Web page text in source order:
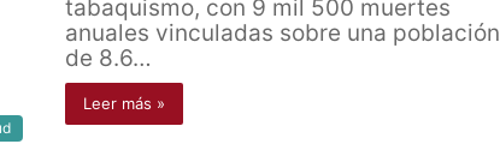
tabaquismo, con 9 mil 500 muertes
anuales vinculadas sobre una población
de 8.6…
Leer más »